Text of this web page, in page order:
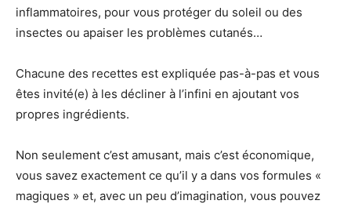
inflammatoires, pour vous protéger du soleil ou des
insectes ou apaiser les problèmes cutanés…
Chacune des recettes est expliquée pas-à-pas et vous
êtes invité(e) à les décliner à l’infini en ajoutant vos
propres ingrédients.
Non seulement c’est amusant, mais c’est économique,
vous savez exactement ce qu’il y a dans vos formules «
magiques » et, avec un peu d’imagination, vous pouvez